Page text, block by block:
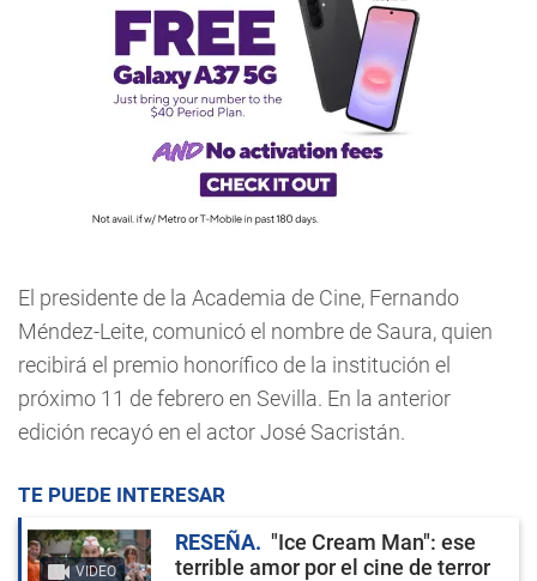
El presidente de la Academia de Cine, Fernando
Méndez-Leite, comunicó el nombre de Saura, quien
recibirá el premio honorífico de la institución el
próximo 11 de febrero en Sevilla. En la anterior
edición recayó en el actor José Sacristán.
TE PUEDE INTERESAR
VIDEO
RESEÑA
"Ice Cream Man": ese
terrible amor por el cine de terror